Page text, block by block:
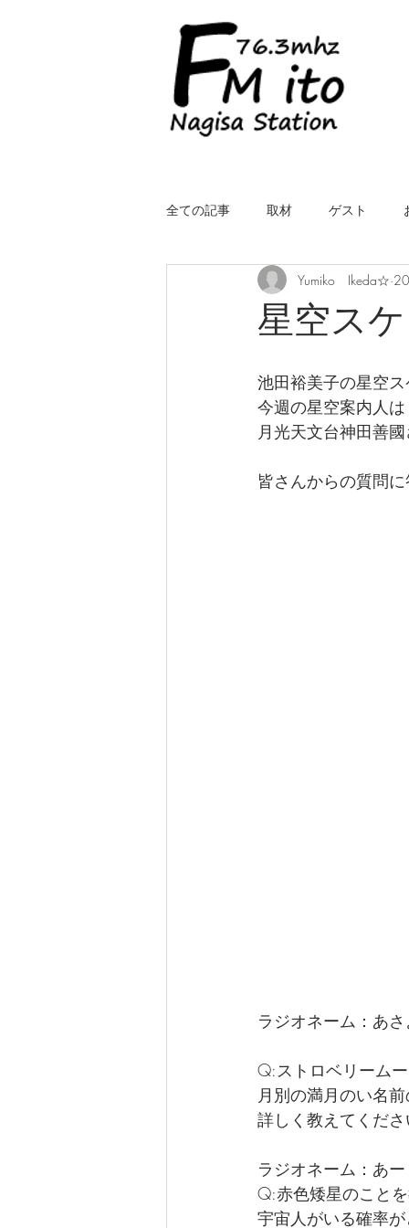
全ての記事 取材 ゲスト
LIVE（中継） 星空スケッチ
なぎさ達ちゃんカフェ
星空ス
Yumiko Ikeda☆
池田裕美子の星空
今週の星空案内人は
月光天文台神田善
皆さんからの質問
ラジオネーム：あ
Q:ストロベリーム
月別の満月のい名
詳しく教えてくだ
ラジオネーム：あ
Q:赤色矮星のこと
宇宙人がいる確率